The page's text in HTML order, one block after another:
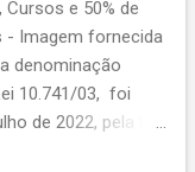
procedimentos
mais célere.
nº 9.099/95
ao tipo de
nesses
e 50% de
- Imagem fornecida
denominação
10.741/03, foi
de 2022, pela Lei